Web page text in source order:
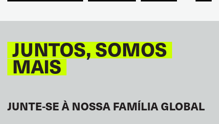
JUNTOS, SOMOS
MAIS
JUNTE-SE À NOSSA FAMÍLIA GLOBAL